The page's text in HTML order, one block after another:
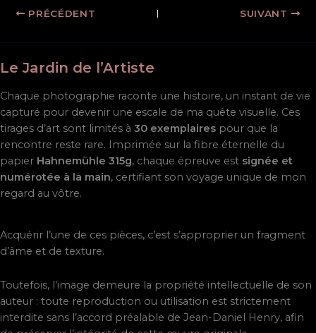
PRÉCÉDENT SUIVANT
Le Jardin de l’Artiste
Chaque photographie raconte une histoire, un instant de vie
capturé pour devenir une escale de ma quête visuelle. Ces
tirages d’art sont limités à 30 exemplaires pour que la
rencontre reste rare. Imprimée sur la fibre éternelle du
papier Hahnemühle 315g, chaque épreuve est signée et
numérotée à la main, certifiant son voyage unique de mon
regard au vôtre.
Acquérir l’une de ces pièces, c’est s’approprier un fragment
d’âme et de texture.
Toutefois, l’image demeure la propriété intellectuelle de son
auteur : toute reproduction ou utilisation est strictement
interdite sans l’accord préalable de Jean-Daniel Henry, afin